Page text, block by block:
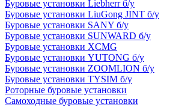
Буровые установки Liebherr б/у
Буровые установки LiuGong JINT б/у
Буровые установки SANY б/у
Буровые установки SUNWARD б/у
Буровые установки XCMG
Буровые установки YUTONG б/у
Буровые установки ZOOMLION б/у
Буровые установки TYSIM б/у
Роторные буровые установки
Самоходные буровые установки